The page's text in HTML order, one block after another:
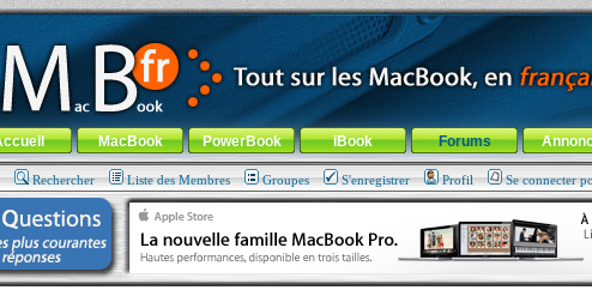
Apple... 100% nomade !
-Aller au menu général-Aller au menu de la rubrique
MacBook PowerBook iBook Forums
Rechercher Liste des Membres Groupes S'enregistrer Profil Se connecter